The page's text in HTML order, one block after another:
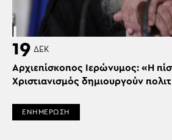
19 ΔΕΚ
Αρχιεπίσκοπος Ιερώνυμος: «Η
Χριστιανισμός δημιουργούν
ΕΝΗΜΕΡΩΣΗ